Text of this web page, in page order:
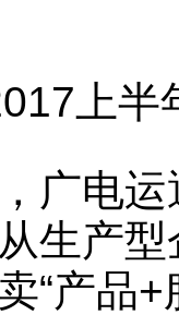
上
广电
生产型
“产品